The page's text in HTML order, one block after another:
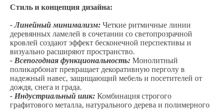
Стиль и концепция дизайна:
- Линейный минимализм: Четкие ритмичные линии
деревянных ламелей в сочетании со светопрозрачной
кровлей создают эффект бесконечной перспективы и
визуально расширяют пространство.
- Всепогодная функциональность: Монолитный
поликарбонат превращает декоративную перголу в
надежный навес, защищающий мебель и посетителей от
дождя, снега и града.
- Индустриальный шик: Комбинация строгого
графитового металла, натурального дерева и полимерного